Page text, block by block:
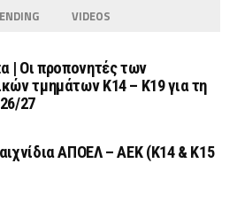
VIDEOS
| Οι προπονητές των
τμημάτων Κ14 – Κ19 για τη
27
ΑΠΟΕΛ – ΑΕΚ (Κ14 & Κ15